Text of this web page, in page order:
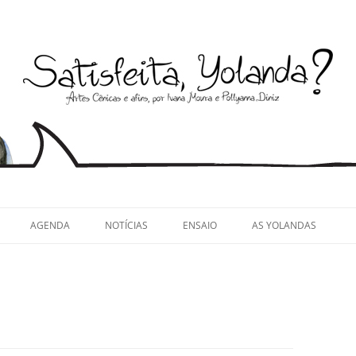
AGENDA NOTÍCIAS ENSAIO AS YOLANDAS